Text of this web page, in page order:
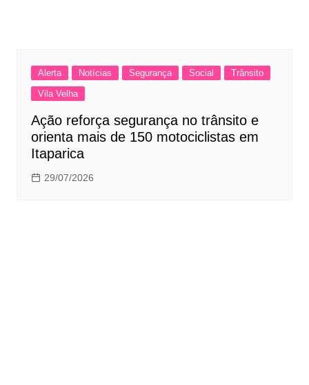
Alerta Notícias Segurança Social
Trânsito
Vila Velha
Ação reforça segurança no trânsito e
orienta mais de 150 motociclistas em
Itaparica
29/07/2026